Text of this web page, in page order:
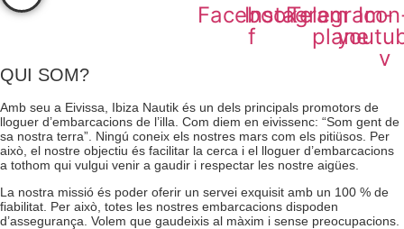
Facebook-
f
Instagram
Telegram-
plane
v
QUI SOM?
Amb seu a Eivissa, Ibiza Nautik és un dels principals promotors de
lloguer d’embarcacions de l’illa. Com diem en eivissenc: “Som gent de
sa nostra terra”. Ningú coneix els nostres mars com els pitiüsos. Per
això, el nostre objectiu és facilitar la cerca i el lloguer d’embarcacions
a tothom qui vulgui venir a gaudir i respectar les nostre aigües.
La nostra missió és poder oferir un servei exquisit amb un 100 % de
fiabilitat. Per això, totes les nostres embarcacions dispoden
d’assegurança. Volem que gaudeixis al màxim i sense preocupacions.